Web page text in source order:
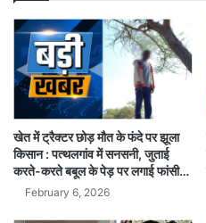
खेत में ट्रैक्टर छोड़ मौत के फंदे पर झूला
किसान : पत्थलगांव में सनसनी, जुताई
करते-करते बबूल के पेड़ पर लगाई फांसी…
February 6, 2026